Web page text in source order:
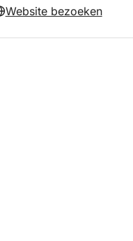
Website bezoeken